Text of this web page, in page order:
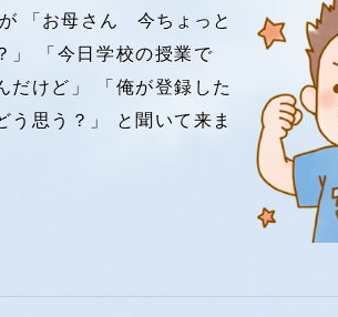
「お母さん 今ちょっと
」 「今日学校の授業で
だけど」 「俺が登録した
う思う？」 と聞いて来ま